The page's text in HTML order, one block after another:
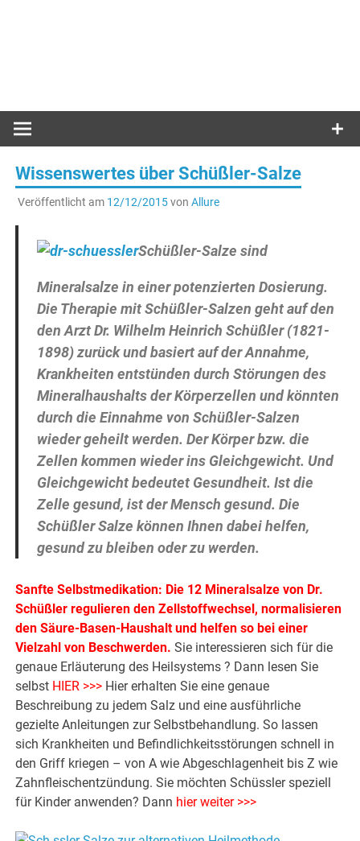
Wissenswertes über Schüßler-Salze
Veröffentlicht am 12/12/2015von Allure
Schüßler-Salze sind
Mineralsalze in einer potenzierten Dosierung.
Die Therapie mit Schüßler-Salzen geht auf den
den Arzt Dr. Wilhelm Heinrich Schüßler (1821-
1898) zurück und basiert auf der Annahme,
Krankheiten entstünden durch Störungen des
Mineralhaushalts der Körperzellen und könnten
durch die Einnahme von Schüßler-Salzen
wieder geheilt werden. Der Körper bzw. die
Zellen kommen wieder ins Gleichgewicht. Und
Gleichgewicht bedeutet Gesundheit. Ist die
Zelle gesund, ist der Mensch gesund. Die
Schüßler Salze können Ihnen dabei helfen,
gesund zu bleiben oder zu werden.
Sanfte Selbstmedikation: Die 12 Mineralsalze von Dr.
Schüßler regulieren den Zellstoffwechsel, normalisieren
den Säure-Basen-Haushalt und helfen so bei einer
Vielzahl von Beschwerden. Sie interessieren sich für die
genaue Erläuterung des Heilsystems ? Dann lesen Sie
selbst HIER >>> Hier erhalten Sie eine genaue
Beschreibung zu jedem Salz und eine ausführliche
gezielte Anleitungen zur Selbstbehandlung. So lassen
sich Krankheiten und Befindlichkeitsstörungen schnell in
den Griff kriegen – von A wie Abgeschlagenheit bis Z wie
Zahnfleischentzündung. Sie möchten Schüssler speziell
für Kinder anwenden? Dann hier weiter >>>